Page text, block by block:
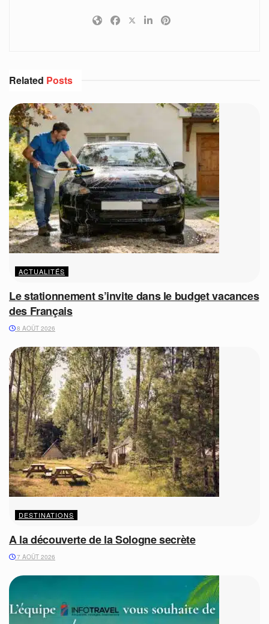
Related Posts
ACTUALITÉS
Le stationnement s’invite dans le budget vacances
des Français
8 AOÛT 2026
DESTINATIONS
A la découverte de la Sologne secrète
7 AOÛT 2026